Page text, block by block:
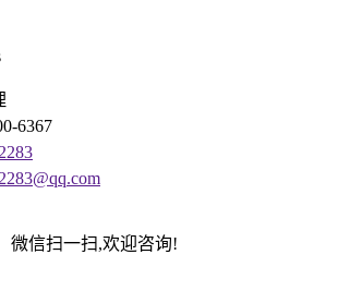
6367
微信扫一扫,欢迎咨询!